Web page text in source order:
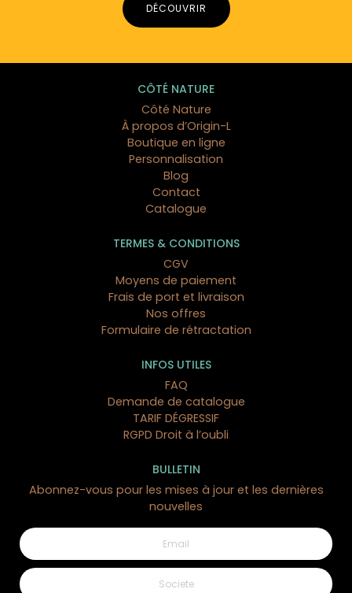
DÉCOUVRIR
CÔTÉ NATURE
Côté Nature
À propos d’Origin-L
Boutique en ligne
Personnalisation
Blog
Contact
Catalogue
TERMES & CONDITIONS
CGV
Moyens de paiement
Frais de port et livraison
Nos offres
Formulaire de rétractation
INFOS UTILES
FAQ
Demande de catalogue
TARIF DÉGRESSIF
RGPD Droit à l’oubli
BULLETIN
Abonnez-vous pour les mises à jour et les dernières
nouvelles